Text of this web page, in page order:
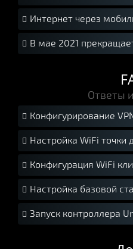
 Интернет через
 В мае 2021 прекращается поддержка
Ответы
 Конфигурирование VPN-соединения
 Настройка WiFi точки
 Конфигурация WiFi
 Настройка базовой
 Запуск контроллера